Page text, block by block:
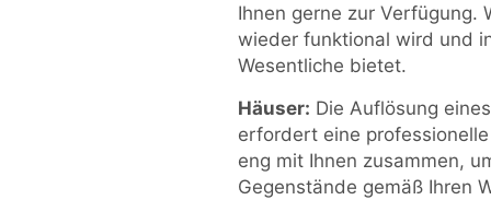
Ihnen gerne zur Verfügung.
wieder funktional wird und
Wesentliche bietet.
Häuser: Die Auflösung
erfordert eine
eng mit Ihnen zusammen,
Gegenstände gemäß Ihren